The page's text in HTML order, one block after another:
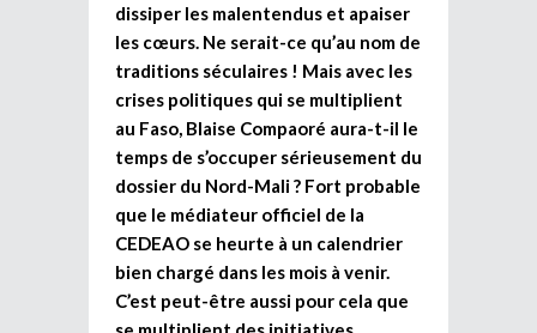
dissiper les malentendus et apaiser
les cœurs. Ne serait-ce qu’au nom de
traditions séculaires ! Mais avec les
crises politiques qui se multiplient
au Faso, Blaise Compaoré aura-t-il le
temps de s’occuper sérieusement du
dossier du Nord-Mali ? Fort probable
que le médiateur officiel de la
CEDEAO se heurte à un calendrier
bien chargé dans les mois à venir.
C’est peut-être aussi pour cela que